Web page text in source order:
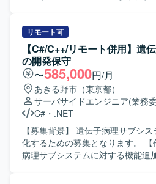
リースまで一連の工程をお任せい
修や不具合対応に加え、業務要望
行っていただきます。 【求める人物像】 システムの現状を
理解しながら、関係者と円滑にコ
り、自発的に改善提案や課題解決
方を求めております。既存システ
して粘り強く取り組める方にマッチす
ションの魅力】 基幹となる販売管
わることで、業務知識と技術ス
けます。要件確認からリリースま
できるため、上流から下流までの
リモート可
【C#/C++/リモート併用】遺
の開発保守
〜585,000円/月
あきる野市（東京都）
サーバサイドエンジニア(業務
C# ・ .NET
【募集背景】 遺伝子病理サブシ
化するための募集となります。 【作業内容】 既存の遺伝子
病理サブシステムに対する機能追